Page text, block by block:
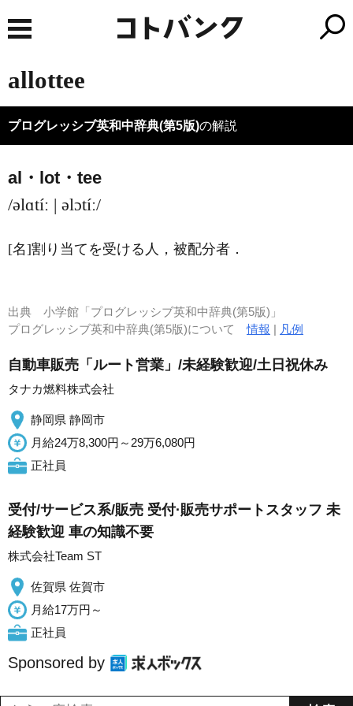
allottee
プログレッシブ英和中辞典(第5版)の解説
al・lot・tee
/əlɑtíː | əlɔtíː/
[名]割り当てを受ける人，被配分者 ．
出典 小学館「プログレッシブ英和中辞典(第5版)」
プログレッシブ英和中辞典(第5版)について情報 | 凡例
自動車販売「ルート営業」/未経験歓迎/土日祝休み
タナカ燃料株式会社
静岡県 静岡市
月給24万8,300円～29万6,080円
正社員
受付/サービス系/販売 受付·販売サポートスタッフ 未
経験歓迎 車の知識不要
株式会社Team ST
佐賀県 佐賀市
月給17万円～
正社員
Sponsored by